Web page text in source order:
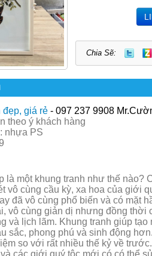
Chia Sẽ:
đẹp, giá rẻ - 097 237 9908
theo ý khách hàng
nhựa PS
là một khung tranh như thế nào?
vô cùng cầu kỳ, xa hoa của giới
đã vô cùng phổ biến và có mặt
vô cùng giản dị nhưng đồng thời
và lịch lãm. Khung tranh giúp
sắc, phong phú và sinh động
so với rất nhiều thế kỷ về
các giới quý tộc mới có có thể